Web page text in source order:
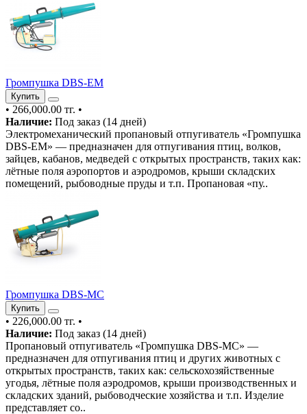
Громпушка DBS-EM
Купить
• 266,000.00 тг. •
Наличие: Под заказ (14 дней)
Электромеханический пропановый отпугиватель «Громпушка
DBS-EM» — предназначен для отпугивания птиц, волков,
зайцев, кабанов, медведей с открытых пространств, таких как:
лётные поля аэропортов и аэродромов, крыши складских
помещений, рыбоводные пруды и т.п. Пропановая «пу..
Громпушка DBS-MC
Купить
• 226,000.00 тг. •
Наличие: Под заказ (14 дней)
Пропановый отпугиватель «Громпушка DBS-MC» —
предназначен для отпугивания птиц и других животных с
открытых пространств, таких как: сельскохозяйственные
угодья, лётные поля аэродромов, крыши производственных и
складских зданий, рыбоводческие хозяйства и т.п. Изделие
представляет со..